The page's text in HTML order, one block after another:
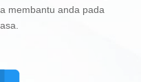
membantu anda pada